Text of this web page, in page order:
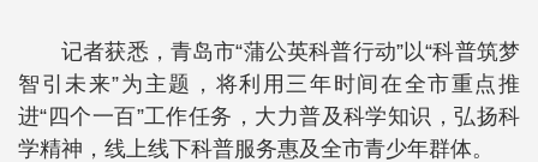
记者获悉，青岛市“蒲公英科普行动”以“科普筑梦
智引未来”为主题，将利用三年时间在全市重点推
进“四个一百”工作任务，大力普及科学知识，弘扬科
学精神，线上线下科普服务惠及全市青少年群体。